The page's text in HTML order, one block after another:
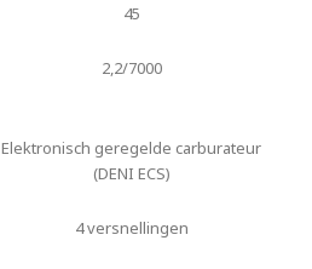
45
2,2/7000
Elektronisch geregelde carburateur
(DENI ECS)
4 versnellingen